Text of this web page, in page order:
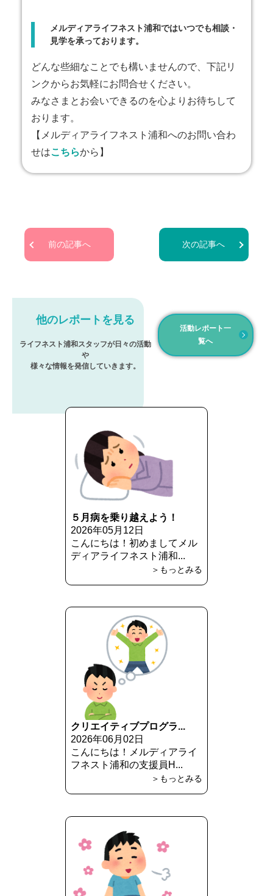
メルディアライフネスト浦和ではいつでも相談・
見学を承っております。
どんな些細なことでも構いませんので、下記リ
ンクからお気軽にお問合せください。
みなさまとお会いできるのを心よりお待ちして
おります。
【メルディアライフネスト浦和へのお問い合わ
せはこちらから】
前の記事へ 次の記事へ
他のレポートを見る
ライフネスト浦和スタッフが日々の活動
や
様々な情報を発信していきます。
活動レポート一
覧へ
５月病を乗り越えよう！
2026年05月12日
こんにちは！初めましてメル
ディアライフネスト浦和...
＞もっとみる
クリエイティブプログラ...
2026年06月02日
こんにちは！メルディアライ
フネスト浦和の支援員H...
＞もっとみる